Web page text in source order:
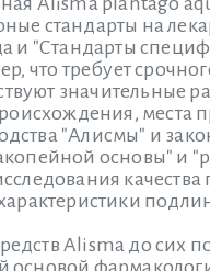
стандарты на
и "Стандарты
что требует
значительные
места
"Алисмы" и
основы" и
Alisma до сих